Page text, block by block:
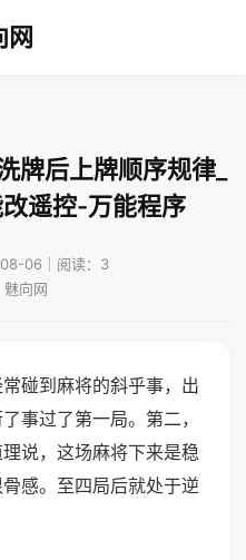
网
牌后上牌顺序规律_
遥控-万能程序
06｜阅读：3
魅向网
碰到麻将的斜乎事，出
事过了第一局。第二，
说，这场麻将下来是稳
感。至四局后就处于逆